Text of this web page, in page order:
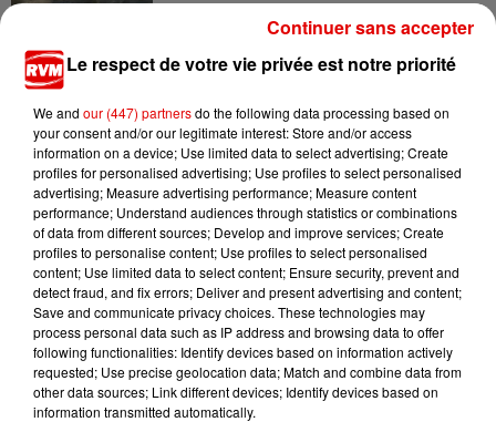
Ardennes - Woinic, le plus grand sanglier du
TITRES DIFFUSÉS
15h00
15h00 14h56
14h56
Le respect de votre vie privée est notre priorité
We and our (447) partnersdo the following data processing based on
your consent and/or our legitimate interest: Store and/or access
information on a device; Use limited data to select advertising; Create
profiles for personalised advertising; Use profiles to select personalised
advertising; Measure advertising performance; Measure content
performance; Understand audiences through statistics or combinations
of data from different sources; Develop and improve services; Create
profiles to personalise content; Use profiles to select personalised
content; Use limited data to select content; Ensure security, prevent and
detect fraud, and fix errors; Deliver and present advertising and content;
Save and communicate privacy choices. These technologies may
process personal data such as IP address and browsing data to offer
following functionalities: Identify devices based on information actively
requested; Use precise geolocation data; Match and combine data from
other data sources; Link different devices; Identify devices based on
information transmitted automatically.
Continuer sans accepter